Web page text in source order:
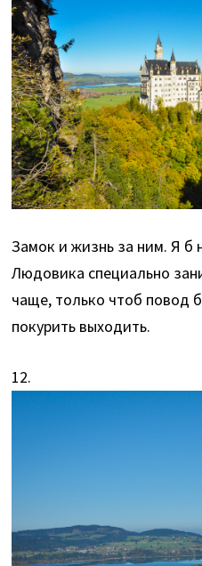
Замок и жизнь за ним. Я б
Людовика специально
чаще, только чтоб повод
покурить выходить.
12.